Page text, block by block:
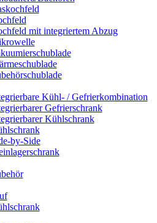
mit integriertem Abzug
Kühl- / Gefrierkombination
Gefrierschrank
Kühlschrank
by-Side